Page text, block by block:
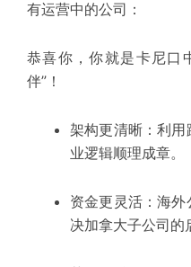
有运营中的公司：
恭喜你，你就是卡尼口
伴”！
架构更清晰：利用
业逻辑顺理成章。
资金更灵活：海外
决加拿大子公司的